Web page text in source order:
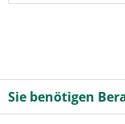
Sie benötigen